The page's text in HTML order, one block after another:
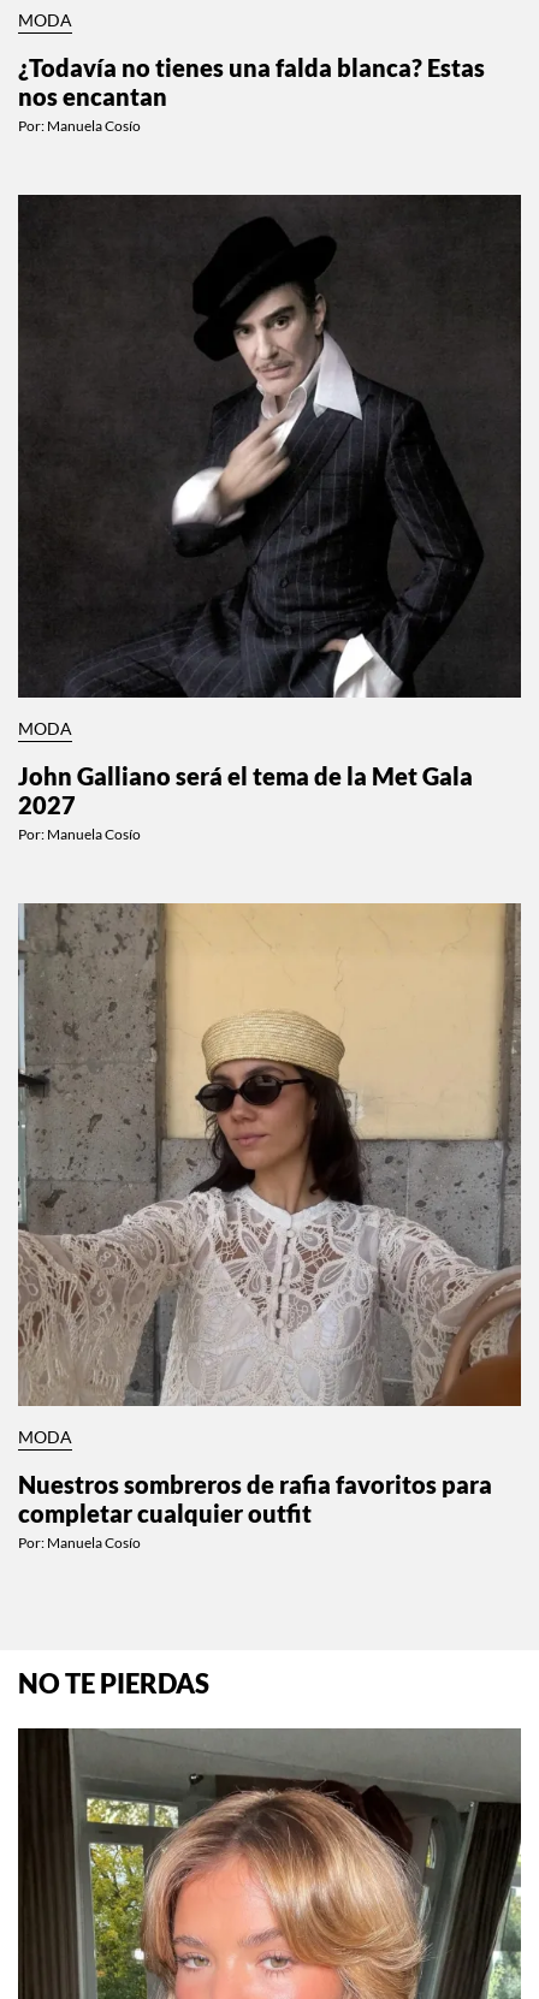
MODA
¿Todavía no tienes una falda blanca? Estas
nos encantan
Por: Manuela Cosío
MODA
John Galliano será el tema de la Met Gala
2027
Por: Manuela Cosío
MODA
Nuestros sombreros de rafia favoritos para
completar cualquier outfit
Por: Manuela Cosío
NO TE PIERDAS